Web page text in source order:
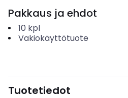
Pakkaus ja ehdot
10 kpl
Vakiokäyttötuote
Tuotetiedot